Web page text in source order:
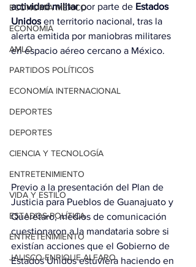
ECONOMÍA MÉXICO
ECONOMÍA
AMLO
PARTIDOS POLÍTICOS
ECONOMÍA INTERNACIONAL
DEPORTES
DEPORTES
CIENCIA Y TECNOLOGÍA
ENTRETENIMIENTO
VIDA Y ESTILO
ESTADOS-POLÍTICA
ENTRETENIMIENTO
JALISCO-ENRIQUE ALFARO
actividad militar por parte de Estados
Unidos en territorio nacional, tras la
alerta emitida por maniobras militares
en espacio aéreo cercano a México.
Previo a la presentación del Plan de
Justicia para Pueblos de Guanajuato y
Querétaro, medios de comunicación
cuestionaron a la mandataria sobre si
existían acciones que el Gobierno de
Estados Unidos estuviera haciendo en